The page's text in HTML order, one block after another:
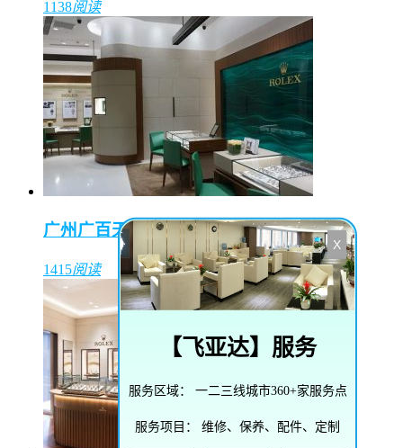
1138阅读
广州广百天河店（东方表行）
1415阅读
X
【飞亚达】服务
服务区域： 一二三线城市360+家服务点
服务项目： 维修、保养、配件、定制